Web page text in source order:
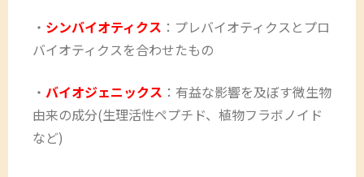
・ シンバイオティクス ：プレバイオティクスとプロ
バイオティクスを合わせたもの
・ バイオジェニックス ：有益な影響を及ぼす微生物
由来の成分(生理活性ペプチド、植物フラボノイド
など)